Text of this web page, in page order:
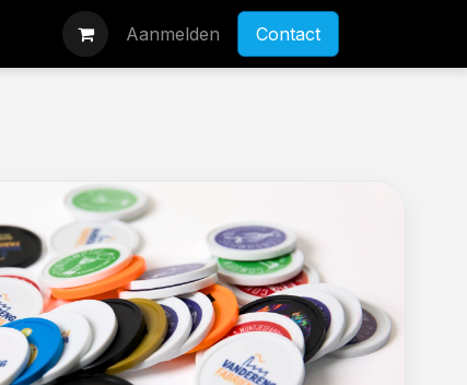
Aanmelden Contact